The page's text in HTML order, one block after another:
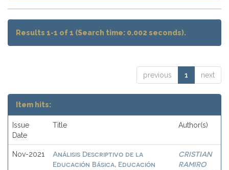
Results 1-1 of 1 (Search time: 0.002 seconds).
previous 1 next
Item hits:
Issue
Date
Title Author(s)
Nov-2021
Análisis Descriptivo de la
Educación Básica, Educación
CRISTIAN
RAMIRO